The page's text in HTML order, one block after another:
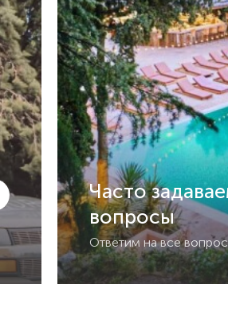
Часто
вопросы
Ответим на все